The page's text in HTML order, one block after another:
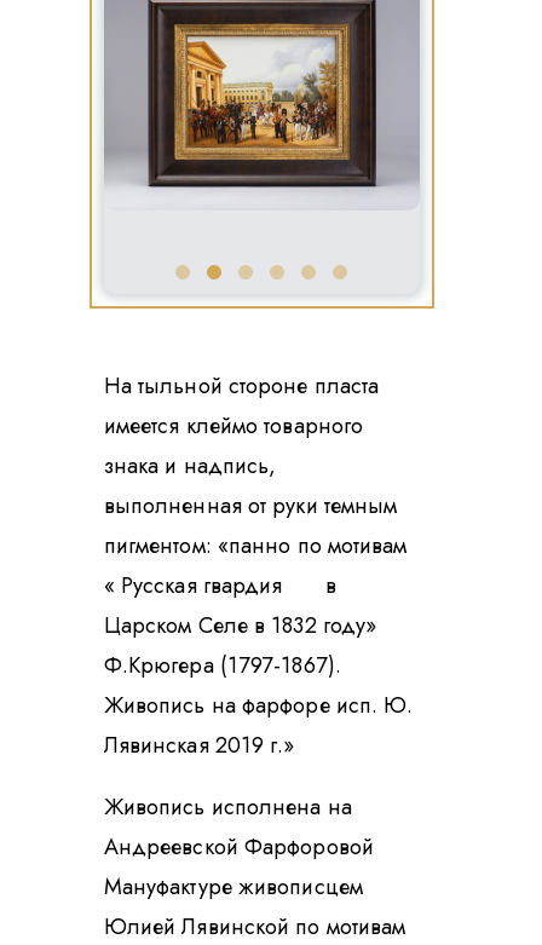
На тыльной стороне пласта
имеется клеймо товарного
знака и надпись,
выполненная от руки темным
пигментом: «панно по мотивам
« Русская гвардия в
Царском Селе в 1832 году»
Ф.Крюгера (1797-1867).
Живопись на фарфоре исп. Ю.
Лявинская 2019 г.»
Живопись исполнена на
Андреевской Фарфоровой
Мануфактуре живописцем
Юлией Лявинской по мотивам